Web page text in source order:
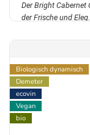
Der Bright Cabernet
der Frische und
Biologisch dynamisch
Demeter
ecovin
Vegan
bio